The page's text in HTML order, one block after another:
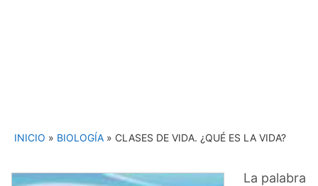
INICIO » BIOLOGÍA » CLASES DE VIDA. ¿QUÉ ES LA VIDA?
La palabra